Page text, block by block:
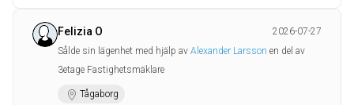
Felizia O
2026-07-27
Sålde sin lägenhet med hjälp av Alexander Larsson en del av
3etage Fastighetsmäklare
Tågaborg